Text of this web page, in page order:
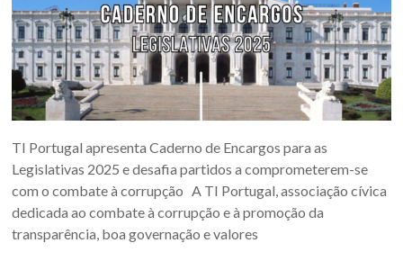
TI Portugal apresenta Caderno de Encargos para as
Legislativas 2025 e desafia partidos a comprometerem-se
com o combate à corrupção A TI Portugal, associação cívica
dedicada ao combate à corrupção e à promoção da
transparência, boa governação e valores